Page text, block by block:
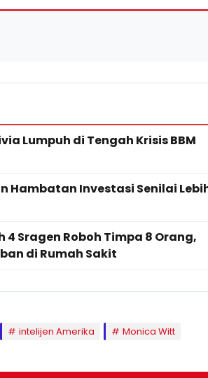
Lumpuh di Tengah Krisis BBM
Hambatan Investasi Senilai
Sragen Roboh Timpa 8 Orang,
di Rumah Sakit
intelijen Amerika
Monica Witt